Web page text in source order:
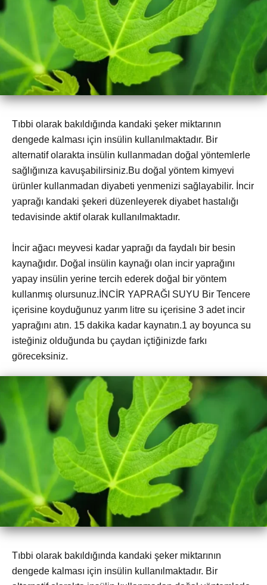
Tıbbi olarak bakıldığında kandaki şeker miktarının
dengede kalması için insülin kullanılmaktadır. Bir
alternatif olarakta insülin kullanmadan doğal yöntemlerle
sağlığınıza kavuşabilirsiniz.Bu doğal yöntem kimyevi
ürünler kullanmadan diyabeti yenmenizi sağlayabilir. İncir
yaprağı kandaki şekeri düzenleyerek diyabet hastalığı
tedavisinde aktif olarak kullanılmaktadır.
İncir ağacı meyvesi kadar yaprağı da faydalı bir besin
kaynağıdır. Doğal insülin kaynağı olan incir yaprağını
yapay insülin yerine tercih ederek doğal bir yöntem
kullanmış olursunuz.İNCİR YAPRAĞI SUYU Bir Tencere
içerisine koyduğunuz yarım litre su içerisine 3 adet incir
yaprağını atın. 15 dakika kadar kaynatın.1 ay boyunca su
isteğiniz olduğunda bu çaydan içtiğinizde farkı
göreceksiniz.
Tıbbi olarak bakıldığında kandaki şeker miktarının
dengede kalması için insülin kullanılmaktadır. Bir